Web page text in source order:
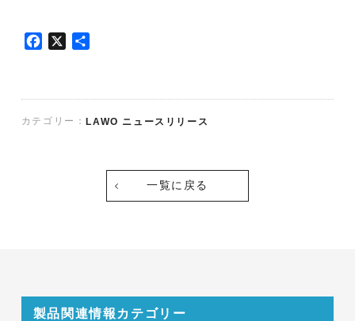
o
X
カテゴリー：LAWO ニュースリリース
一覧に戻る
製品関連情報カテゴリー